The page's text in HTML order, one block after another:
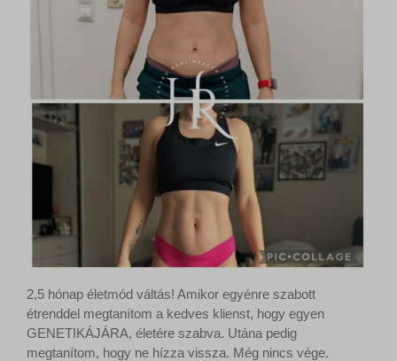
2,5 hónap életmód váltás! Amikor egyénre szabott
étrenddel megtanítom a kedves klienst, hogy egyen
GENETIKÁJÁRA, életére szabva. Utána pedig
megtanítom, hogy ne hízza vissza. Még nincs vége.